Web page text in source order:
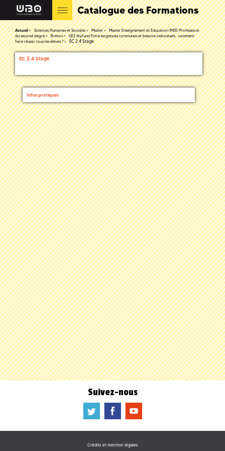
Catalogue des Formations
Accueil Sciences Humaines et Sociales Master
Master Enseignement et Education (M2E) Professorat
du second degré
Breton
UE2 (Inclure) Entre exigences communes et besoins individuels : comment
faire réussir tous les élèves ?
EC 2.4 Stage
EC 2.4 Stage
Infos pratiques
Suivez-nous
a b f
Crédits et mention légales